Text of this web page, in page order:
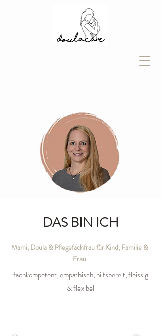
DAS BIN ICH
Mami, Doula & Pflegefachfrau für Kind, Familie &
Frau
fachkompetent, empathisch, hilfsbereit, fleissig
& flexibel